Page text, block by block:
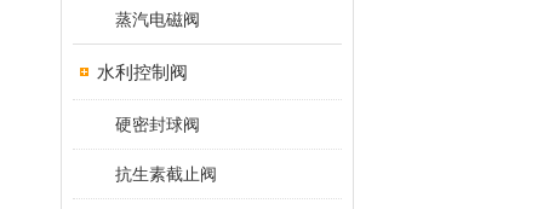
蒸汽电磁阀
水利控制阀
硬密封球阀
抗生素截止阀